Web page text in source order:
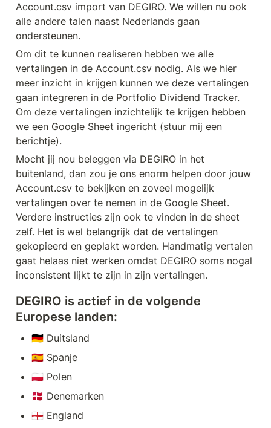
Account.csv import van DEGIRO. We willen nu ook
alle andere talen naast Nederlands gaan
ondersteunen.
Om dit te kunnen realiseren hebben we alle
vertalingen in de Account.csv nodig. Als we hier
meer inzicht in krijgen kunnen we deze vertalingen
gaan integreren in de Portfolio Dividend Tracker.
Om deze vertalingen inzichtelijk te krijgen hebben
we een Google Sheet ingericht (stuur mij een
berichtje).
Mocht jij nou beleggen via DEGIRO in het
buitenland, dan zou je ons enorm helpen door jouw
Account.csv te bekijken en zoveel mogelijk
vertalingen over te nemen in de Google Sheet.
Verdere instructies zijn ook te vinden in de sheet
zelf. Het is wel belangrijk dat de vertalingen
gekopieerd en geplakt worden. Handmatig vertalen
gaat helaas niet werken omdat DEGIRO soms nogal
inconsistent lijkt te zijn in zijn vertalingen.
DEGIRO is actief in de volgende
Europese landen:
🇩🇪 Duitsland
🇪🇸 Spanje
🇵🇱 Polen
🇩🇰 Denemarken
🏴󠁧󠁢󠁥󠁮󠁧󠁿 England